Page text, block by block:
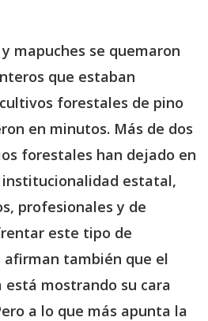
mapuches se quemaron
que estaban
forestales de pino
en minutos. Más de dos
forestales han dejado en
estatal,
profesionales y de
este tipo de
afirman también que el
mostrando su cara
a lo que más apunta la